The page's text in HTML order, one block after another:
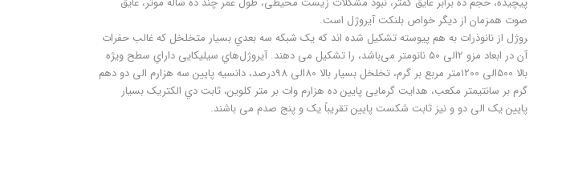
ﺻﻮت ﻫﻤﺰﻣﺎن از دﯾﮕﺮ ﺧﻮاص ﺑﻠﻨﮑﺖ آﯾﺮوژل اﺳﺖ.
ﺮوژل از ﻧﺎﻧﻮذرات ﺑﻪ ﻫﻢ ﭘﯿﻮﺳﺘﻪ ﺗﺸﮑﯿﻞ ﺷﺪه اﻧﺪ ﮐﻪ ﯾﮏ ﺷﺒﮑﻪ ﺳﻪ ﺑﻌﺪي ﺑﺴﯿﺎر ﻣﺘﺨﻠﺨﻞ ﮐﻪ ﻏﺎﻟﺐ ﺣﻔﺮات
آن در اﺑﻌﺎد ﻣﺰو 2اﻟﯽ 50 ﻧﺎﻧﻮﻣﺘﺮ ﻣﯽﺑﺎﺷﺪ، را ﺗﺸﮑﯿﻞ ﻣﯽ دﻫﻨﺪ. آﯾﺮوژلﻫﺎي ﺳﯿﻠﯿﮑﺎﯾﯽ داراي ﺳﻄﺢ وﯾﮋه
ﺑﺎﻻ 500اﻟﯽ 1200ﻣﺘﺮ ﻣﺮﺑﻊ ﺑﺮ ﮔﺮم، ﺗﺨﻠﺨﻞ ﺑﺴﯿﺎر ﺑﺎﻻ 80اﻟﯽ 98درﺻﺪ، داﻧﺴﯿﻪ ﭘﺎﯾﯿﻦ ﺳﻪ ﻫﺰارم اﻟﯽ دو دﻫﻢ
ﮔﺮم ﺑﺮ ﺳﺎﻧﺘﯿﻤﺘﺮ ﻣﮑﻌﺐ، ﻫﺪاﯾﺖ ﮔﺮﻣﺎﯾﯽ ﭘﺎﯾﯿﻦ ده ﻫﺰارم وات ﺑﺮ ﻣﺘﺮ ﮐﻠﻮﯾﻦ، ﺛﺎﺑﺖ دي اﻟﮑﺘﺮﯾﮏ ﺑﺴﯿﺎر
ﭘﺎﯾﯿﻦ ﯾﮏ اﻟﯽ دو و ﻧﯿﺰ ﺛﺎﺑﺖ ﺷﮑﺴﺖ ﭘﺎﯾﯿﻦ ﺗﻘﺮﯾﺒﺎً ﯾﮏ و ﭘﻨﺞ ﺻﺪم ﻣﯽ ﺑﺎﺷﻨﺪ.